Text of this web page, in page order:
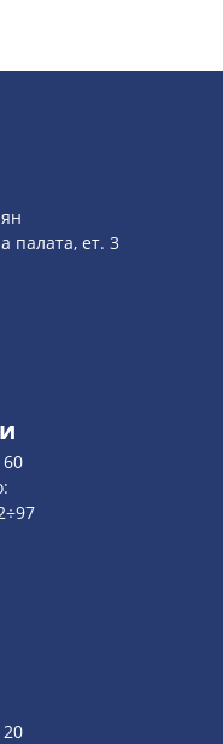
палата, ет. 3
60
20